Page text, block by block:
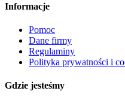
Informacje
Pomoc
Dane firmy
Regulaminy
Polityka prywatności i
Gdzie jesteśmy